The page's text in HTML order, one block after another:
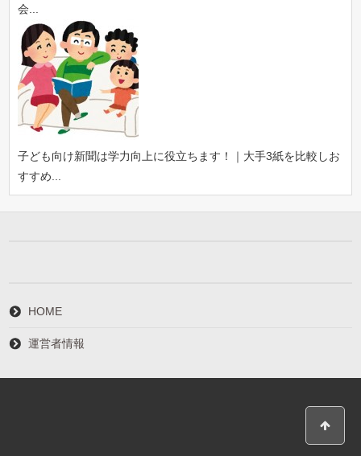
会...
子ども向け新聞は学力向上に役立ちます！｜大手3紙を比較しお
すすめ...
HOME
運営者情報